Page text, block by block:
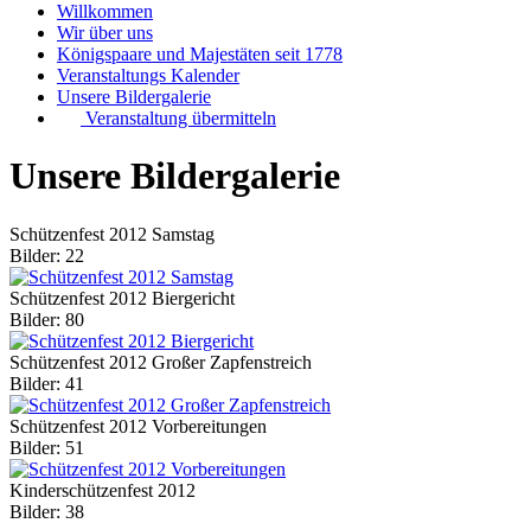
Willkommen
Wir über uns
Königspaare und Majestäten seit 1778
Veranstaltungs Kalender
Unsere Bildergalerie
Veranstaltung übermitteln
Unsere Bildergalerie
Schützenfest 2012 Samstag
Bilder: 22
Schützenfest 2012 Biergericht
Bilder: 80
Schützenfest 2012 Großer Zapfenstreich
Bilder: 41
Schützenfest 2012 Vorbereitungen
Bilder: 51
Kinderschützenfest 2012
Bilder: 38